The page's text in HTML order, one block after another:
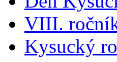
VIII.
Kysucký